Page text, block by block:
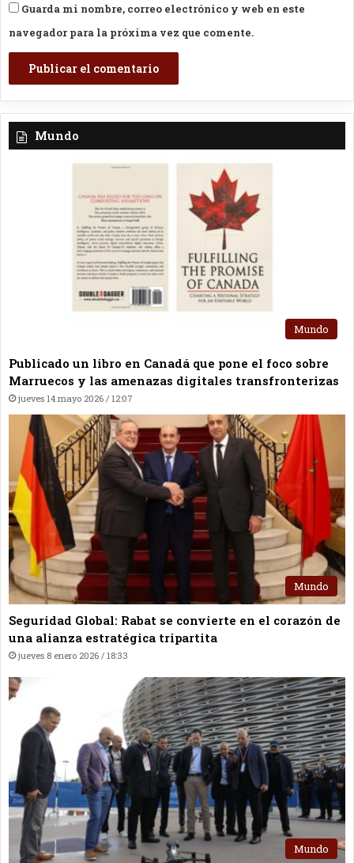
Guarda mi nombre, correo electrónico y web en este
navegador para la próxima vez que comente.
Mundo
Mundo
Publicado un libro en Canadá que pone el foco sobre
Marruecos y las amenazas digitales transfronterizas
jueves 14 mayo 2026 / 12:07
Mundo
Seguridad Global: Rabat se convierte en el corazón de
una alianza estratégica tripartita
jueves 8 enero 2026 / 18:33
Mundo